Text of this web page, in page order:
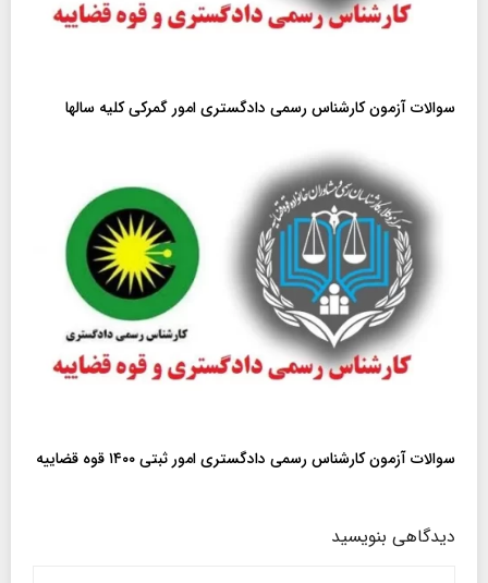
سوالات آزمون کارشناس رسمی دادگستری امور گمرکی کلیه سالها
سوالات آزمون کارشناس رسمی دادگستری امور ثبتی ۱۴۰۰ قوه قضاییه
دیدگاهی بنویسید